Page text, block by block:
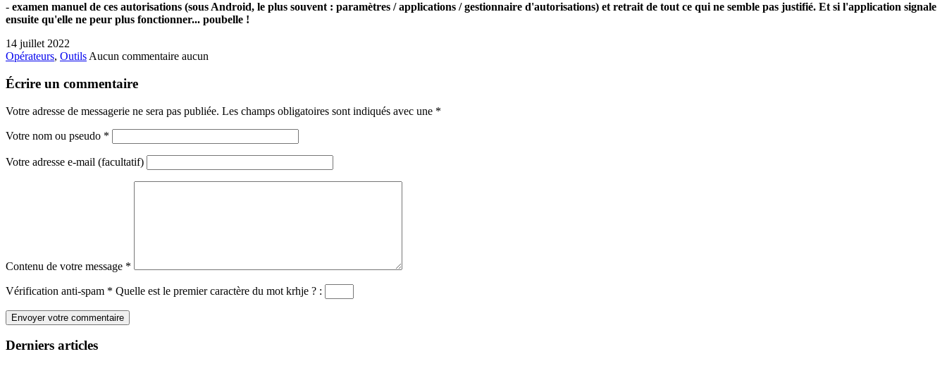
- examen manuel de ces autorisations (sous Android, le plus souvent : paramètres / applications / gestionnaire d'autorisations) et retrait de tout ce qui ne semble pas justifié. Et si l'application signale
ensuite qu'elle ne peur plus fonctionner... poubelle !
14 juillet 2022
Opérateurs, Outils Aucun commentaire aucun
Écrire un commentaire
Votre adresse de messagerie ne sera pas publiée. Les champs obligatoires sont indiqués avec une *
Votre nom ou pseudo *
Votre adresse e-mail (facultatif)
Contenu de votre message *
Vérification anti-spam * Quelle est le premiercaractère du mot krhje ? :
Derniers articles